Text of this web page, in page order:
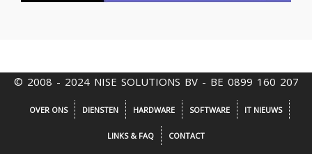
© 2008 - 2024 NISE SOLUTIONS BV - BE 0899 160 207
OVER ONS DIENSTEN HARDWARE SOFTWARE IT NIEUWS
LINKS & FAQ CONTACT